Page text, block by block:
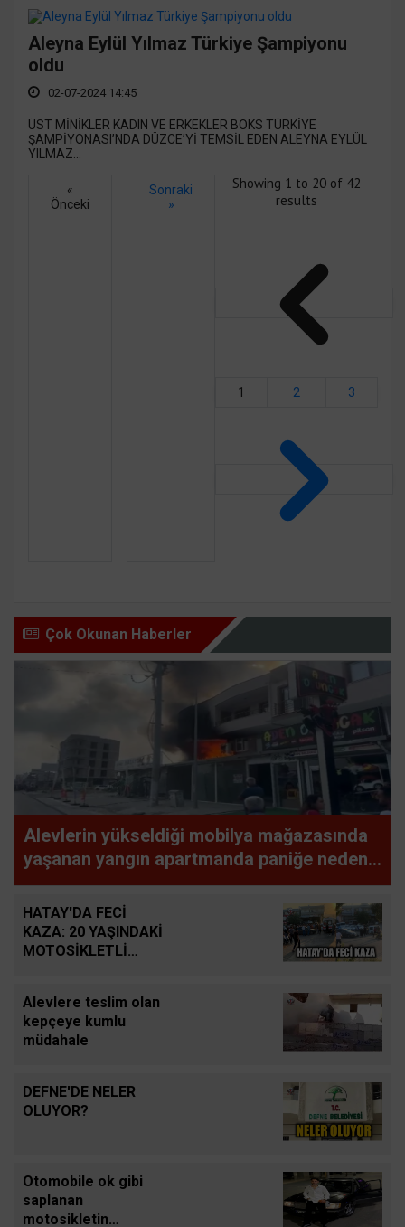
Aleyna Eylül Yılmaz Türkiye Şampiyonu
oldu
02-07-2024 14:45
ÜST MİNİKLER KADIN VE ERKEKLER BOKS TÜRKİYE
ŞAMPİYONASI’NDA DÜZCE’Yİ TEMSİL EDEN ALEYNA EYLÜL
YILMAZ...
«
Önceki
Sonraki
»
Showing 1 to 20of 42
results
1 2 3
Çok Okunan Haberler
Alevlerin yükseldiği mobilya mağazasında
yaşanan yangın apartmanda paniğe neden
oldu
HATAY'DA FECİ
KAZA: 20 YAŞINDAKİ
MOTOSİKLETLİ
Alevlere teslim olan
kepçeye kumlu
müdahale
DEFNE'DE NELER
OLUYOR?
Otomobile ok gibi
saplanan
motosikletin